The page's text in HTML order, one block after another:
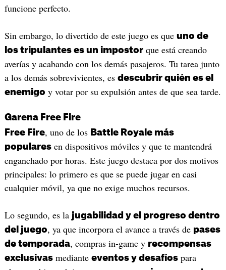
funcione perfecto.
Sin embargo, lo divertido de este juego es que uno de
los tripulantes es un impostorque está creando
averías y acabando con los demás pasajeros. Tu tarea junto
a los demás sobrevivientes, es descubrir quién es el
enemigo y votar por su expulsión antes de que sea tarde.
Garena Free Fire
Free Fire, uno de los Battle Royale más
popularesen dispositivos móviles y que te mantendrá
enganchado por horas. Este juego destaca por dos motivos
principales: lo primero es que se puede jugar en casi
cualquier móvil, ya que no exige muchos recursos.
Lo segundo, es la jugabilidad y el progreso dentro
del juego, ya que incorpora el avance a través de pases
de temporada, compras in-game y recompensas
exclusivasmediante eventos y desafíospara